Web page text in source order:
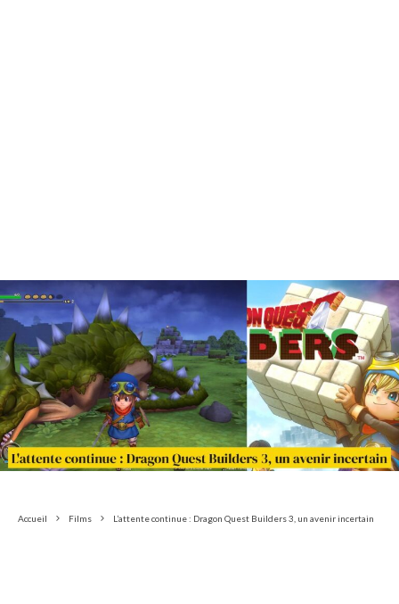
Accueil Films L’attente continue : Dragon Quest Builders 3, un avenir incertain